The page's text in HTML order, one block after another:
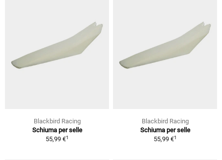
Blackbird Racing
Schiuma per selle
55,99 €1
Blackbird Racing
Schiuma per selle
55,99 €1